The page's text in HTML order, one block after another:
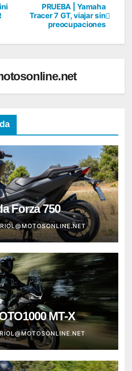
PRUEBA | Yamaha
Tracer 7 GT, viajar sin
preocupaciones
Forza 750
MT-X